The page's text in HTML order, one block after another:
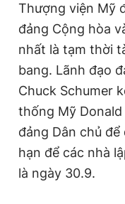
Thượng viện Mỹ
đảng Cộng hòa
nhất là tạm thời
bang. Lãnh đạo
Chuck Schumer
thống Mỹ
đảng Dân chủ
hạn để các nhà
là ngày 30.9.